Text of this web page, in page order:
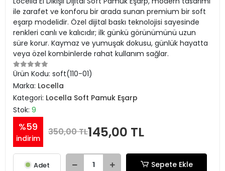
ile zarafet ve konforu bir arada sunan premium bir soft
eşarp modelidir. Özel dijital baskı teknolojisi sayesinde
renkleri canlı ve kalıcıdır; ilk günkü görünümünü uzun
süre korur. Kaymaz ve yumuşak dokusu, günlük hayatta
veya özel kombinlerde rahat kullanım sağlar.
Ürün Kodu: soft(110-01)
Marka: Locella
Kategori: Locella Soft Pamuk Eşarp
Stok: 9
%59
indirim
350,00 TL145,00 TL
Adet Sepete Ekle